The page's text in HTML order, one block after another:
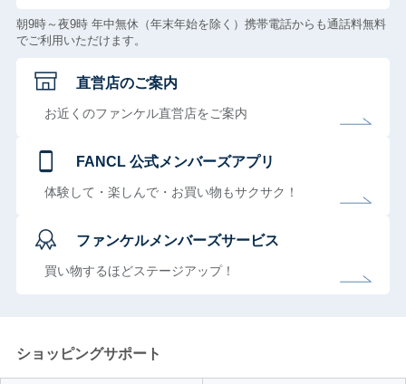
朝9時～夜9時 年中無休（年末年始を除く）携帯電話からも通話料無料
でご利用いただけます。
直営店のご案内
お近くのファンケル直営店をご案内
FANCL 公式メンバーズアプリ
体験して・楽しんで・お買い物もサクサク！
ファンケルメンバーズサービス
買い物するほどステージアップ！
ショッピングサポート